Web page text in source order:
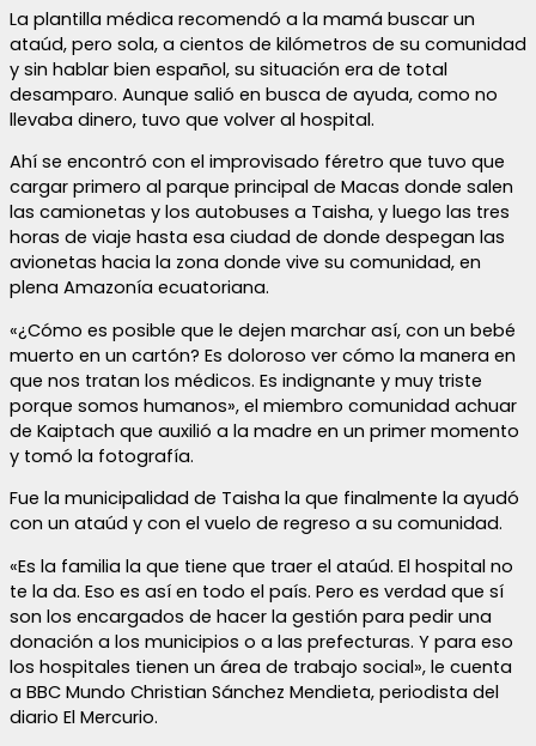
La plantilla médica recomendó a la mamá buscar un
ataúd, pero sola, a cientos de kilómetros de su comunidad
y sin hablar bien español, su situación era de total
desamparo. Aunque salió en busca de ayuda, como no
llevaba dinero, tuvo que volver al hospital.
Ahí se encontró con el improvisado féretro que tuvo que
cargar primero al parque principal de Macas donde salen
las camionetas y los autobuses a Taisha, y luego las tres
horas de viaje hasta esa ciudad de donde despegan las
avionetas hacia la zona donde vive su comunidad, en
plena Amazonía ecuatoriana.
«¿Cómo es posible que le dejen marchar así, con un bebé
muerto en un cartón? Es doloroso ver cómo la manera en
que nos tratan los médicos. Es indignante y muy triste
porque somos humanos», el miembro comunidad achuar
de Kaiptach que auxilió a la madre en un primer momento
y tomó la fotografía.
Fue la municipalidad de Taisha la que finalmente la ayudó
con un ataúd y con el vuelo de regreso a su comunidad.
«Es la familia la que tiene que traer el ataúd. El hospital no
te la da. Eso es así en todo el país. Pero es verdad que sí
son los encargados de hacer la gestión para pedir una
donación a los municipios o a las prefecturas. Y para eso
los hospitales tienen un área de trabajo social», le cuenta
a BBC Mundo Christian Sánchez Mendieta, periodista del
diario El Mercurio.